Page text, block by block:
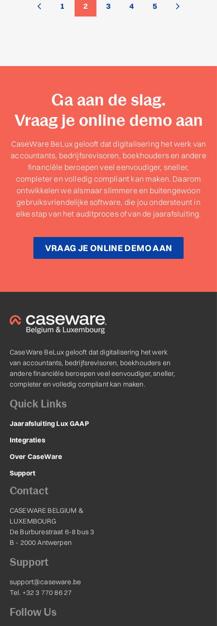
1 2 3 4 5
Ga aan de slag.
Vraag je online demo aan
CaseWare BeLux gelooft dat digitalisering het werk van
accountants, bedrijfsrevisoren, boekhouders en andere
financiële beroepen veel eenvoudiger, sneller,
completer en volledig compliant kan maken. Daarom
ontwikkelen we alsmaar slimmere en buitengewoon
gebruiksvriendelijke software, die jou ondersteunt in
elke stap van het auditproces of van de jaarafsluiting.
VRAAG JE ONLINE DEMO AAN
CaseWare BeLux gelooft dat digitalisering het werk
van accountants, bedrijfsrevisoren, boekhouders en
andere financiële beroepen veel eenvoudiger, sneller,
completer en volledig compliant kan maken.
Quick Links
Jaarafsluiting Lux GAAP
Integraties
Over CaseWare
Support
Contact
CASEWARE BELGIUM &
LUXEMBOURG
De Burburestraat 6-8 bus 3
B - 2000 Antwerpen
Support
support@caseware.be
Tel. +32 3 770 86 27
Follow Us